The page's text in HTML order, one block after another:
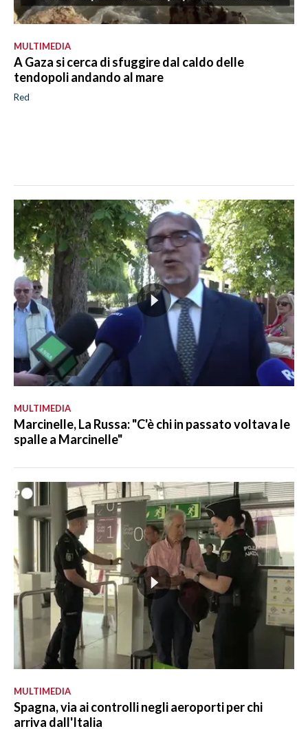
MULTIMEDIA
A Gaza si cerca di sfuggire dal caldo delle
tendopoli andando al mare
Red
MULTIMEDIA
Marcinelle, La Russa: "C'è chi in passato voltava le
spalle a Marcinelle"
MULTIMEDIA
Spagna, via ai controlli negli aeroporti per chi
arriva dall'Italia